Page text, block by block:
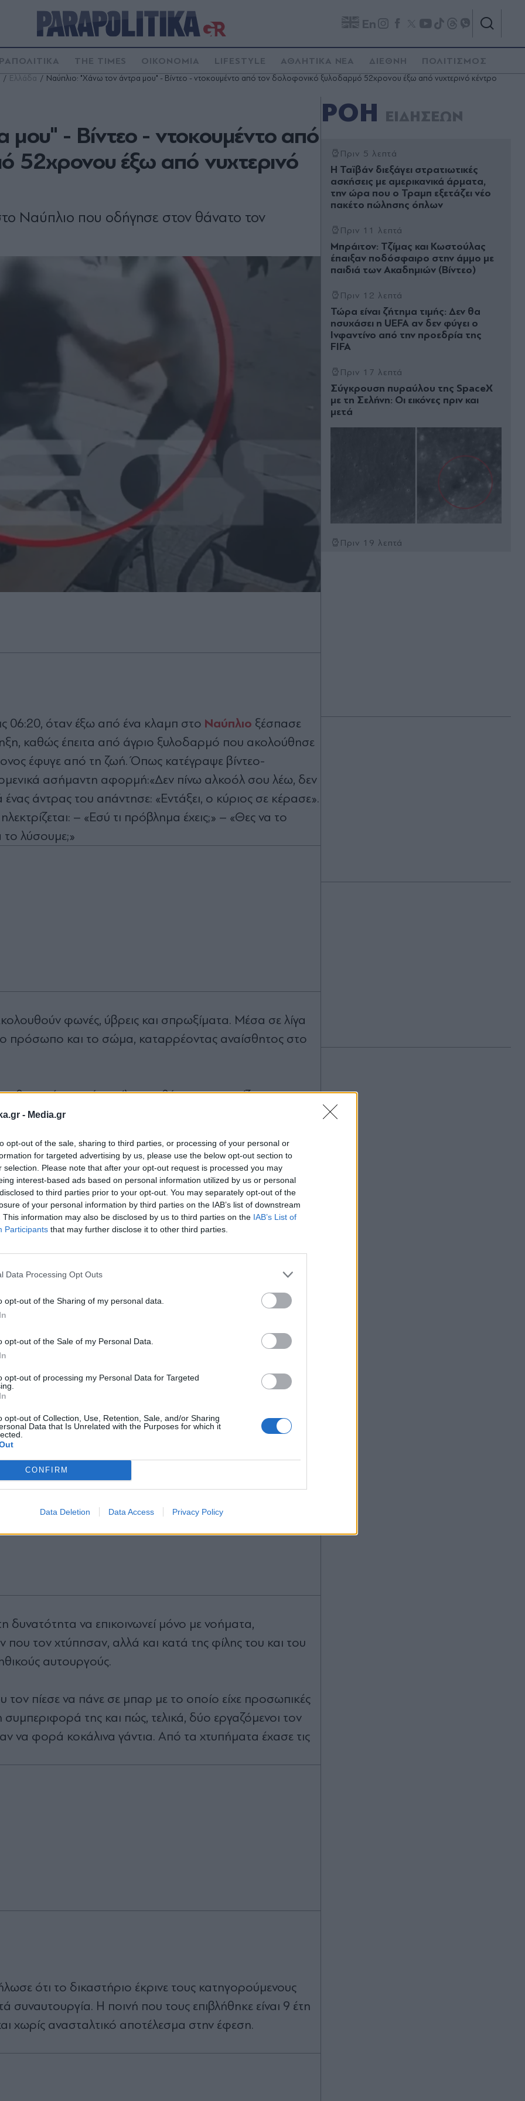
- Media.gr
opt-out of the sale, sharing to third parties, or processing of your personal or
for targeted advertising by us, please use the below opt-out section to
selection. Please note that after your opt-out request is processed you may
interest-based ads based on personal information utilized by us or personal
to third parties prior to your opt-out. You may separately opt-out of the
of your personal information by third parties on the IAB’s list of downstream
This information may also be disclosed by us to third parties on the IAB’s List of
Participants that may further disclose it to other third parties.
Data Processing Opt Outs
opt-out of the Sharing of my personal data.
opt-out of the Sale of my Personal Data.
opt-out of processing my Personal Data for Targeted
opt-out of Collection, Use, Retention, Sale, and/or Sharing
Data that Is Unrelated with the Purposes for which it
CONFIRM
Data Deletion Data Access Privacy Policy
En
THE TIMES ΟΙΚΟΝΟΜΙΑ LIFESTYLE ΑΘΛΗΤΙΚΑ ΝΕΑ ΔΙΕΘΝΗ ΠΟΛΙΤΙΣΜΟΣ
Ελλάδα Ναύπλιο: "Χάνω τον άντρα μου" - Βίντεο - ντοκουμέντο από τον δολοφονικό ξυλοδαρμό 52χρονου έξω από νυχτερινό κέντρο
- Βίντεο - ντοκουμέντο από
52χρονου έξω από νυχτερινό
Ναύπλιο που οδήγησε στον θάνατο τον
06:20, όταν έξω από ένα κλαμπ στο Ναύπλιο ξέσπασε
καθώς έπειτα από άγριο ξυλοδαρμό που ακολούθησε
έφυγε από τη ζωή. Όπως κατέγραψε βίντεο-
ασήμαντη αφορμή:«Δεν πίνω αλκοόλ σου λέω, δεν
άντρας του απάντησε: «Εντάξει, ο κύριος σε κέρασε».
– «Εσύ τι πρόβλημα έχεις;» – «Θες να το
το λύσουμε;»
φωνές, ύβρεις και σπρωξίματα. Μέσα σε λίγα
πρόσωπο και το σώμα, καταρρέοντας αναίσθητος στο
ενώ η φίλη του θύματος συνεχίζει να
όταν ο δράστης σπρώχνει και τη γυναίκα,
52χρονου είναι σοβαρά. Από το εσωτερικό του
«Χάνω τον άντρα μου… τον άντρα μου!»
ότι φέρει κρανιοεγκεφαλική κάκωση με
σε κρίσιμη κατάσταση για οκτώ μήνες,
δυνατότητα να επικοινωνεί μόνο με νοήματα,
τον χτύπησαν, αλλά και κατά της φίλης του και του
αυτουργούς.
πίεσε να πάνε σε μπαρ με το οποίο είχε προσωπικές
της και πώς, τελικά, δύο εργαζόμενοι τον
να φορά κοκάλινα γάντια. Από τα χτυπήματα έχασε τις
ότι το δικαστήριο έκρινε τους κατηγορούμενους
Η ποινή που τους επιβλήθηκε είναι 9 έτη
χωρίς ανασταλτικό αποτέλεσμα στην έφεση.
ΡΟΗ ΕΙΔΗΣΕΩΝ
Πριν 5 λεπτά
Η Ταϊβάν διεξάγει στρατιωτικές
ασκήσεις με αμερικανικά άρματα,
την ώρα που ο Τραμπ εξετάζει νέο
πακέτο πώλησης όπλων
Πριν 11 λεπτά
Μπράιτον: Τζίμας και Κωστούλας
έπαιξαν ποδόσφαιρο στην άμμο με
παιδιά των Ακαδημιών (Βίντεο)
Πριν 12 λεπτά
Τώρα είναι ζήτημα τιμής: Δεν θα
ησυχάσει η UEFA αν δεν φύγει ο
Ινφαντίνο από την προεδρία της
FIFA
Πριν 17 λεπτά
Σύγκρουση πυραύλου της SpaceX
με τη Σελήνη: Οι εικόνες πριν και
μετά
Πριν 19 λεπτά
newsletter
Αποδέχομαι τουςόρους χρήσης